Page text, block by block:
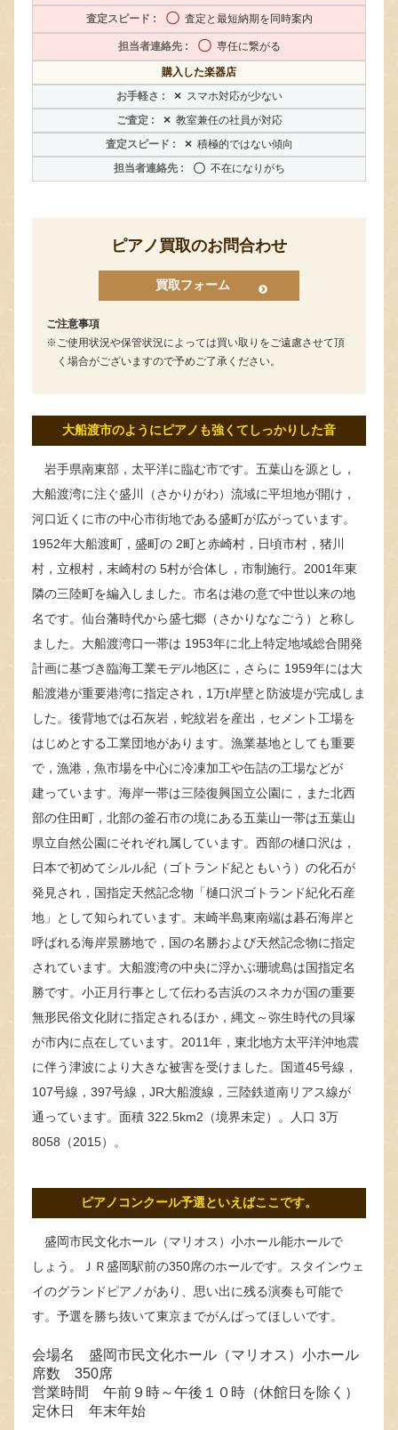
〇 査定と最短納期を同時案内
〇 専任に繋がる
購入した楽器店
× スマホ対応が少ない
× 教室兼任の社員が対応
× 積極的ではない傾向
〇 不在になりがち
ピアノ買取のお問合わせ
買取フォーム
ご注意事項
ご使用状況や保管状況によっては買い取りをご遠慮させて頂
く場合がございますので予めご了承ください。
大船渡市のようにピアノも強くてしっかりした音
岩手県南東部，太平洋に臨む市です。五葉山を源とし，
大船渡湾に注ぐ盛川（さかりがわ）流域に平坦地が開け，
河口近くに市の中心市街地である盛町が広がっています。
1952年大船渡町，盛町の 2町と赤崎村，日頃市村，猪川
村，立根村，末崎村の 5村が合体し，市制施行。2001年東
隣の三陸町を編入しました。市名は港の意で中世以来の地
名です。仙台藩時代から盛七郷（さかりななごう）と称し
ました。大船渡湾口一帯は 1953年に北上特定地域総合開発
計画に基づき臨海工業モデル地区に，さらに 1959年には大
船渡港が重要港湾に指定され，1万t岸壁と防波堤が完成しま
した。後背地では石灰岩，蛇紋岩を産出，セメント工場を
はじめとする工業団地があります。漁業基地としても重要
で，漁港，魚市場を中心に冷凍加工や缶詰の工場などが
建っています。海岸一帯は三陸復興国立公園に，また北西
部の住田町，北部の釜石市の境にある五葉山一帯は五葉山
県立自然公園にそれぞれ属しています。西部の樋口沢は，
日本で初めてシルル紀（ゴトランド紀ともいう）の化石が
発見され，国指定天然記念物「樋口沢ゴトランド紀化石産
地」として知られています。末崎半島東南端は碁石海岸と
呼ばれる海岸景勝地で，国の名勝および天然記念物に指定
されています。大船渡湾の中央に浮かぶ珊琥島は国指定名
勝です。小正月行事として伝わる吉浜のスネカが国の重要
無形民俗文化財に指定されるほか，縄文～弥生時代の貝塚
が市内に点在しています。2011年，東北地方太平洋沖地震
に伴う津波により大きな被害を受けました。国道45号線，
107号線，397号線，JR大船渡線，三陸鉄道南リアス線が
通っています。面積 322.5km2（境界未定）。人口 3万
8058（2015）。
ピアノコンクール予選といえばここです。
盛岡市民文化ホール（マリオス）小ホール能ホールで
しょう。ＪＲ盛岡駅前の350席のホールです。スタインウェ
イのグランドピアノがあり、思い出に残る演奏も可能で
す。予選を勝ち抜いて東京までがんばってほしいです。
会場名 盛岡市民文化ホール（マリオス）小ホール
席数 350席
営業時間 午前９時～午後１０時（休館日を除く）
定休日 年末年始